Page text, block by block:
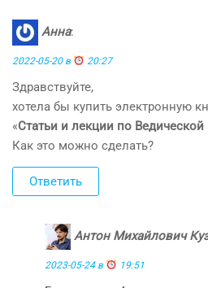
Анна:
2022-05-20 в 20:27
Здравствуйте,
хотела бы купить электронную
«Статьи и лекции по
Как это можно сделать?
Ответить
Антон Михайлович
2023-05-24 в 19:51